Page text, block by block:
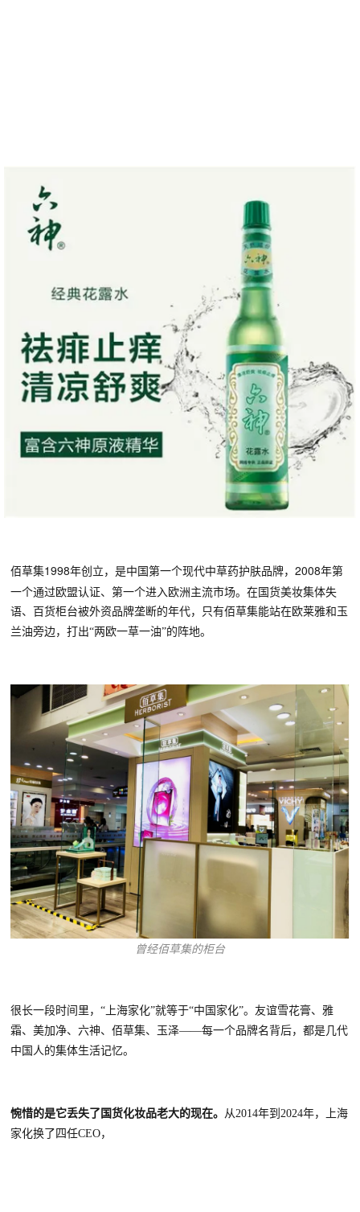
佰草集1998年创立，是中国第一个现代中草药护肤品牌，2008年第
一个通过欧盟认证、第一个进入欧洲主流市场。在国货美妆集体失
语、百货柜台被外资品牌垄断的年代，只有佰草集能站在欧莱雅和玉
兰油旁边，打出“两欧一草一油”的阵地。
曾经佰草集的柜台
很长一段时间里， “上海家化”就等于“中国家化”。友谊雪花膏、雅
霜、美加净、六神、佰草集、玉泽——每一个品牌名背后，都是几代
中国人的集体生活记忆。
惋惜的是它丢失了国货化妆品老大的现在。 从 2014年到2024年，上海
家化换了四任CEO，